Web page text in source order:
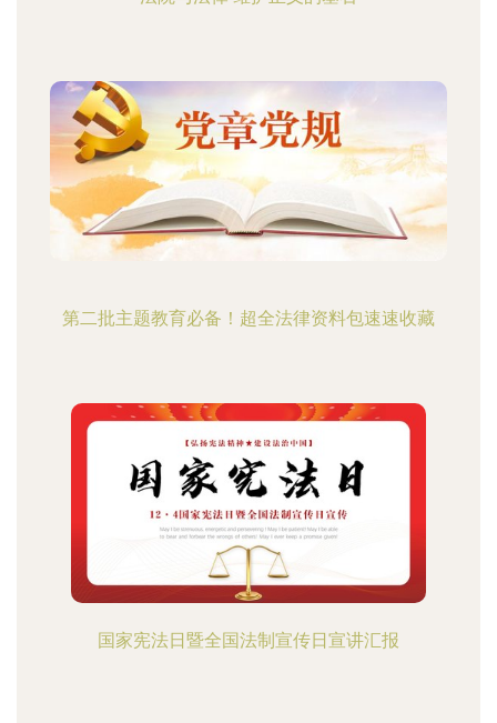
第二批主题教育必备！超全法律资料包速速收藏
国家宪法日暨全国法制宣传日宣讲汇报